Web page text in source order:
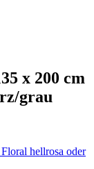
x 200 cm
grau